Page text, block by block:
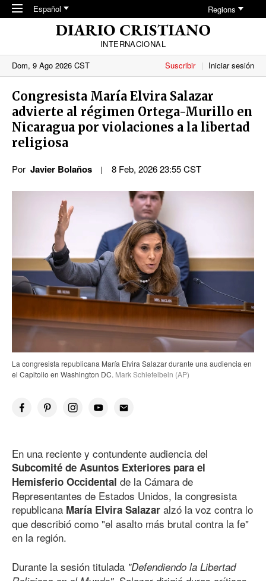
Skip to main content
Español Regions
INTERNACIONAL
Dom, 9 Ago 2026 CST
Suscribir Iniciar sesión
Congresista María Elvira Salazar
advierte al régimen Ortega-Murillo en
Nicaragua por violaciones a la libertad
religiosa
Por Javier Bolaños 8 Feb, 2026 23:55 CST
La congresista republicana María Elvira Salazar durante una audiencia en
el Capitolio en Washington DC. Mark Schiefelbein (AP)
En una reciente y contundente audiencia del
Subcomité de Asuntos Exteriores para el
Hemisferio Occidental de la Cámara de
Representantes de Estados Unidos, la congresista
republicana María Elvira Salazar alzó la voz contra lo
que describió como "el asalto más brutal contra la fe"
en la región.
Durante la sesión titulada "Defendiendo la Libertad